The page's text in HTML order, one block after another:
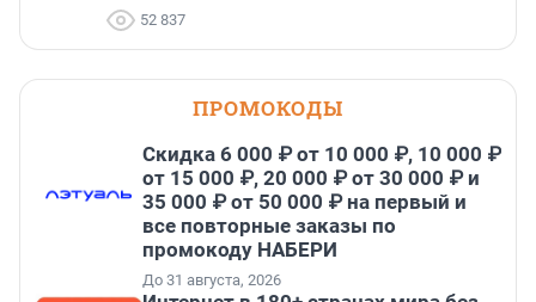
52 837
ПРОМОКОДЫ
Скидка 6 000 ₽ от 10 000 ₽, 10 000 ₽
от 15 000 ₽, 20 000 ₽ от 30 000 ₽ и
35 000 ₽ от 50 000 ₽ на первый и
все повторные заказы по
промокоду НАБЕРИ
До 31 августа, 2026